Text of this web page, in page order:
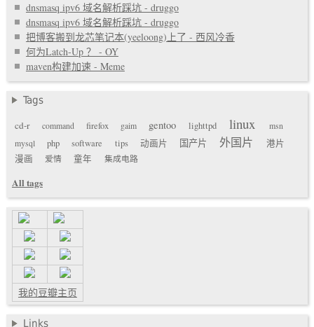
dnsmasq ipv6 域名解析踩坑 - druggo
dnsmasq ipv6 域名解析踩坑 - druggo
把博客搬到龙芯笔记本(yeeloong)上了 - 西风冷香
何为Latch-Up ？ - OY
maven构建加速 - Meme
Tags
cd-r
command firefox gaim gentoo lighttpd linux
msn
mysql
php software tips 动画片 国产片 外国片
港片
漫画
爱情 童年 集成电路
All tags
我的豆瓣主页
Links